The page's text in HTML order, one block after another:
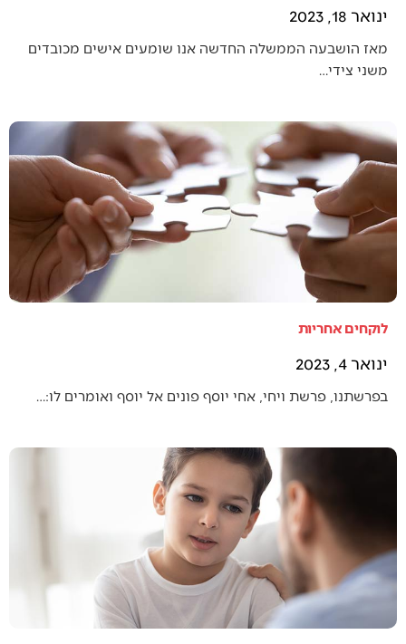
ינואר 18, 2023
מאז הושבעה הממשלה החדשה אנו שומעים אישים מכובדים
משני צידי…
לוקחים אחריות
ינואר 4, 2023
בפרשתנו, פרשת ויחי, אחי יוסף פונים אל יוסף ואומרים לו:…